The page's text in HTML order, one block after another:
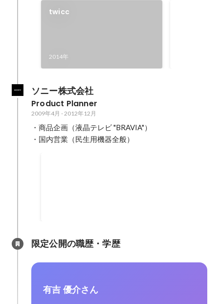
twicc
2014年
ソニー株式会社
Product Planner
2009年4月 -2012年12月
・商品企画（液晶テレビ "BRAVIA"）
・国内営業（民生用機器全般）
限定公開の職歴・学歴
有吉 優介さん